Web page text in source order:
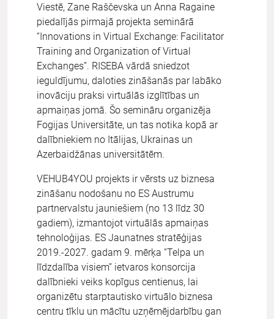
Viestē, Zane Raščevska un Anna Ragaine
piedalījās pirmajā projekta seminārā
“Innovations in Virtual Exchange: Facilitator
Training and Organization of Virtual
Exchanges”. RISEBA vārdā sniedzot
ieguldījumu, daloties zināšanās par labāko
inovāciju praksi virtuālās izglītības un
apmaiņas jomā. Šo semināru organizēja
Fogijas Universitāte, un tas notika kopā ar
dalībniekiem no Itālijas, Ukrainas un
Azerbaidžānas universitātēm.
VEHUB4YOU projekts ir vērsts uz biznesa
zināšanu nodošanu no ES Austrumu
partnervalstu jauniešiem (no 13 līdz 30
gadiem), izmantojot virtuālās apmaiņas
tehnoloģijas. ES Jaunatnes stratēģijas
2019.-2027. gadam 9. mērķa “Telpa un
līdzdalība visiem” ietvaros konsorcija
dalībnieki veiks kopīgus centienus, lai
organizētu starptautisko virtuālo biznesa
centru tīklu un mācītu uzņēmējdarbību gan